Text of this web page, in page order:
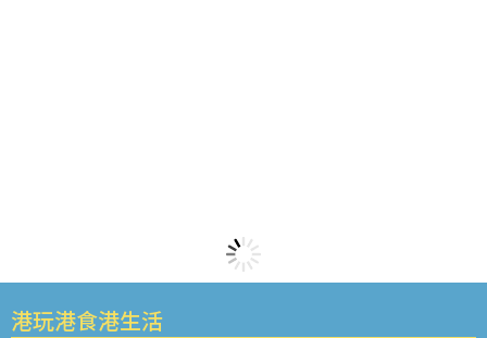
港玩港食港生活